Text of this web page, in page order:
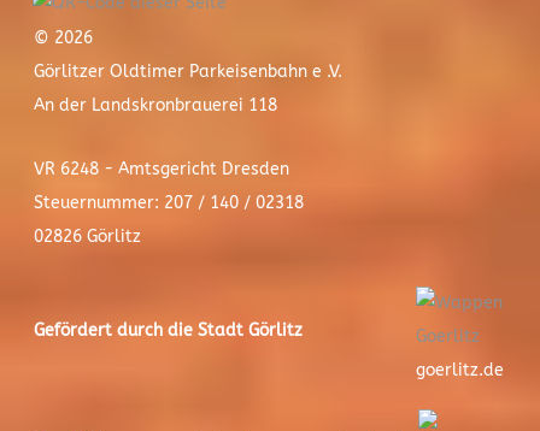
© 2026
Görlitzer Oldtimer Parkeisenbahn e .V.
An der Landskronbrauerei 118
VR 6248 - Amtsgericht Dresden
Steuernummer: 207 / 140 / 02318
02826 Görlitz
Gefördert durch die Stadt Görlitz
goerlitz.de